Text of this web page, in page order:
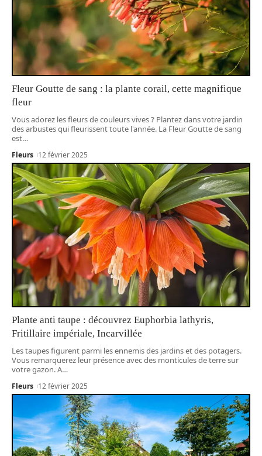
Fleur Goutte de sang : la plante corail, cette magnifique
fleur
Vous adorez les fleurs de couleurs vives ? Plantez dans votre jardin
des arbustes qui fleurissent toute l'année. La Fleur Goutte de sang
est…
Fleurs 12 février 2025
Plante anti taupe : découvrez Euphorbia lathyris,
Fritillaire impériale, Incarvillée
Les taupes figurent parmi les ennemis des jardins et des potagers.
Vous remarquerez leur présence avec des monticules de terre sur
votre gazon. A…
Fleurs 12 février 2025